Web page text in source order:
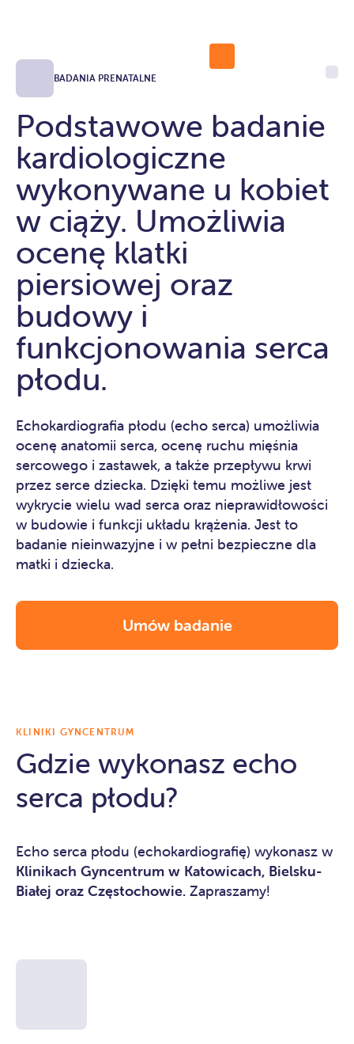
BADANIA PRENATALNE
Podstawowe badanie
kardiologiczne
wykonywane u kobiet
w ciąży. Umożliwia
ocenę klatki
piersiowej oraz
budowy i
funkcjonowania serca
płodu.
Echokardiografia płodu (echo serca) umożliwia
ocenę anatomii serca, ocenę ruchu mięśnia
sercowego i zastawek, a także przepływu krwi
przez serce dziecka. Dzięki temu możliwe jest
wykrycie wielu wad serca oraz nieprawidłowości
w budowie i funkcji układu krążenia. Jest to
badanie nieinwazyjne i w pełni bezpieczne dla
matki i dziecka.
Umów badanie
KLINIKI GYNCENTRUM
Gdzie wykonasz echo
serca płodu?
Echo serca płodu (echokardiografię) wykonasz w
Klinikach Gyncentrum w Katowicach, Bielsku-
Białej oraz Częstochowie. Zapraszamy!